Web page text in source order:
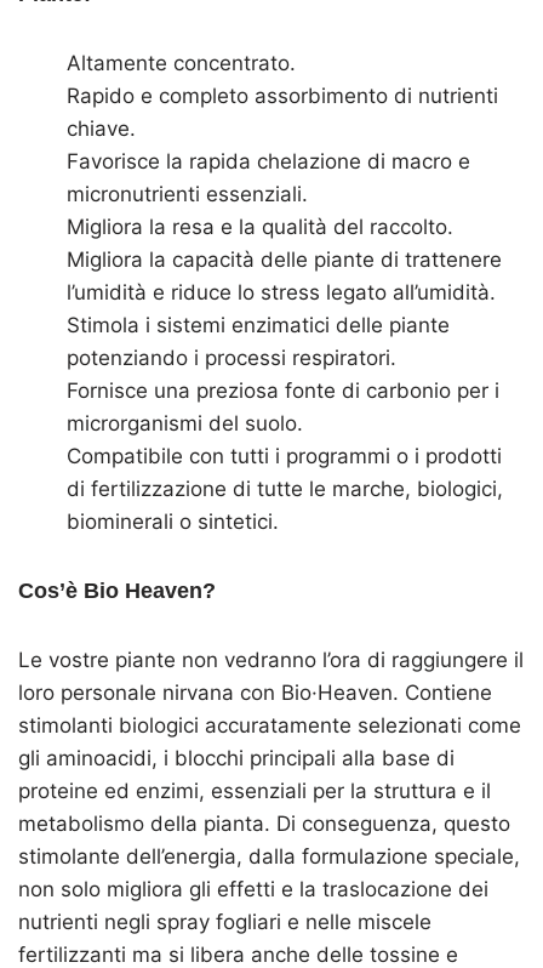
Altamente concentrato.
Rapido e completo assorbimento di nutrienti
chiave.
Favorisce la rapida chelazione di macro e
micronutrienti essenziali.
Migliora la resa e la qualità del raccolto.
Migliora la capacità delle piante di trattenere
l’umidità e riduce lo stress legato all’umidità.
Stimola i sistemi enzimatici delle piante
potenziando i processi respiratori.
Fornisce una preziosa fonte di carbonio per i
microrganismi del suolo.
Compatibile con tutti i programmi o i prodotti
di fertilizzazione di tutte le marche, biologici,
biominerali o sintetici.
Cos’è Bio Heaven?
Le vostre piante non vedranno l’ora di raggiungere il
loro personale nirvana con Bio·Heaven. Contiene
stimolanti biologici accuratamente selezionati come
gli aminoacidi, i blocchi principali alla base di
proteine ed enzimi, essenziali per la struttura e il
metabolismo della pianta. Di conseguenza, questo
stimolante dell’energia, dalla formulazione speciale,
non solo migliora gli effetti e la traslocazione dei
nutrienti negli spray fogliari e nelle miscele
fertilizzanti ma si libera anche delle tossine e